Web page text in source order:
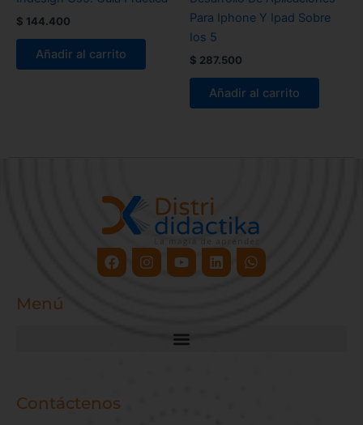
$ 144.400
Añadir al carrito
Para Iphone Y Ipad Sobre
Ios 5
$ 287.500
Añadir al carrito
FacebookInstagram
YoutubeLinkedinWhatsapp
Menú
Contáctenos